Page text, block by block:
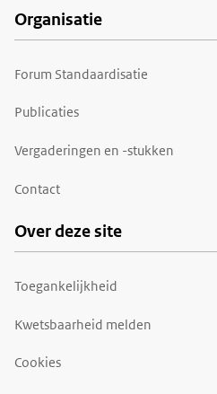
Organisatie
Forum Standaardisatie
Publicaties
Vergaderingen en -stukken
Contact
Over deze site
Toegankelijkheid
Kwetsbaarheid melden
Cookies